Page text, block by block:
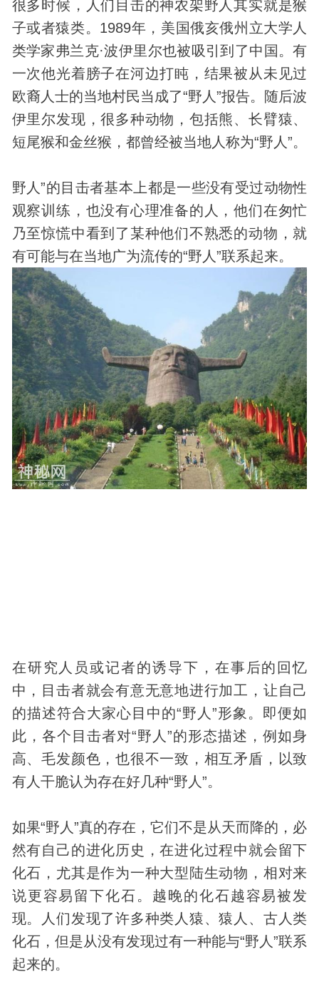
很多时候，人们目击的神农架野人其实就是猴
子或者猿类。1989年，美国俄亥俄州立大学人
类学家弗兰克·波伊里尔也被吸引到了中国。有
一次他光着膀子在河边打盹，结果被从未见过
欧裔人士的当地村民当成了“野人”报告。随后波
伊里尔发现，很多种动物，包括熊、长臂猿、
短尾猴和金丝猴，都曾经被当地人称为“野人”。
野人”的目击者基本上都是一些没有受过动物性
观察训练，也没有心理准备的人，他们在匆忙
乃至惊慌中看到了某种他们不熟悉的动物，就
有可能与在当地广为流传的“野人”联系起来。
在研究人员或记者的诱导下，在事后的回忆
中，目击者就会有意无意地进行加工，让自己
的描述符合大家心目中的“野人”形象。即便如
此，各个目击者对“野人”的形态描述，例如身
高、毛发颜色，也很不一致，相互矛盾，以致
有人干脆认为存在好几种“野人”。
如果“野人”真的存在，它们不是从天而降的，必
然有自己的进化历史 ，在进化过程中就会留下
化石，尤其是作为一种大型陆生动物，相对来
说更容易留下化石。越晚的化石越容易被发
现。人们发现了许多种类人猿、猿人、古人类
化石，但是从没有发现过有一种能与“野人”联系
起来的。